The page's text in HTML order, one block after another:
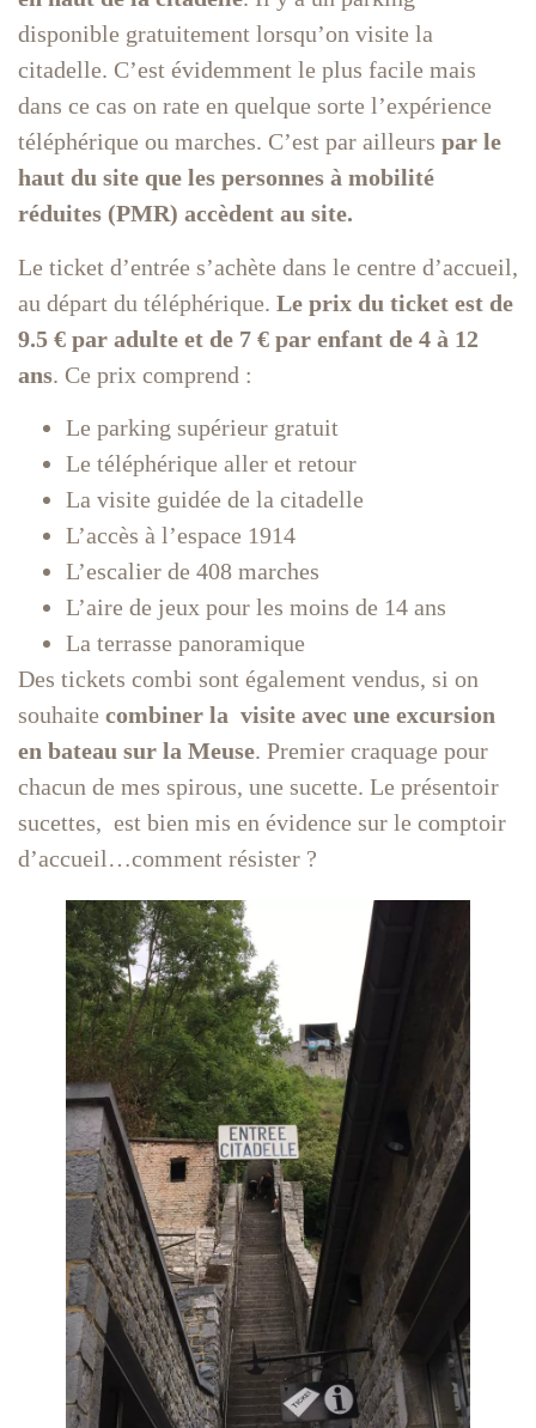
disponible gratuitement lorsqu’on visite la
citadelle. C’est évidemment le plus facile mais
dans ce cas on rate en quelque sorte l’expérience
téléphérique ou marches. C’est par ailleurs par le
haut du site que les personnes à mobilité
réduites (PMR) accèdent au site.
Le ticket d’entrée s’achète dans le centre d’accueil,
au départ du téléphérique. Le prix du ticket est de
9.5 € par adulte et de 7 € par enfant de 4 à 12
ans. Ce prix comprend :
Le parking supérieur gratuit
Le téléphérique aller et retour
La visite guidée de la citadelle
L’accès à l’espace 1914
L’escalier de 408 marches
L’aire de jeux pour les moins de 14 ans
La terrasse panoramique
Des tickets combi sont également vendus, si on
souhaite combiner la visite avec une excursion
en bateau sur la Meuse. Premier craquage pour
chacun de mes spirous, une sucette. Le présentoir
sucettes, est bien mis en évidence sur le comptoir
d’accueil…comment résister ?